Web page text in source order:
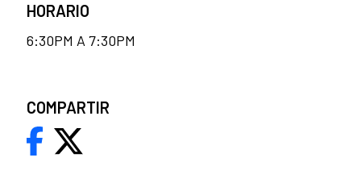
HORARIO
6:30PM A 7:30PM
COMPARTIR